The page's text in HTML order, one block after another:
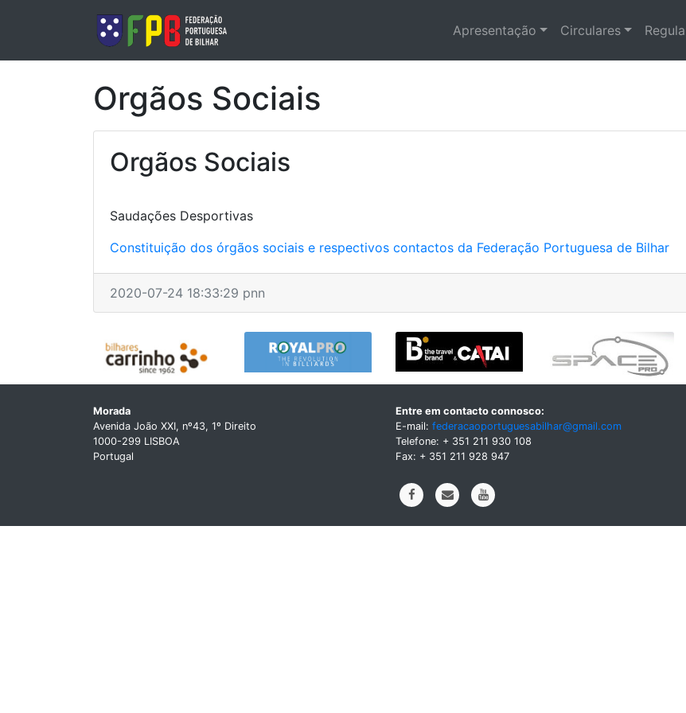
Apresentação Circulares
Orgãos Sociais
Orgãos Sociais
Saudações Desportivas
Constituição dos órgãos sociais e respectivos contactos da Federação Portuguesa de Bilhar
2020-07-24 18:33:29 pnn
Morada
Avenida João XXI, nº43, 1º Direito
1000-299 LISBOA
Portugal
Entre em contacto connosco:
E-mail: federacaoportuguesabilhar@gmail.com
Telefone: + 351 211 930 108
Fax: + 351 211 928 947